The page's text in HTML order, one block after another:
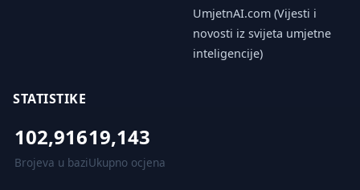
UmjetnAI.com (Vijesti i
novosti iz svijeta umjetne
inteligencije)
STATISTIKE
102,916
Brojeva u bazi
19,143
Ukupno ocjena